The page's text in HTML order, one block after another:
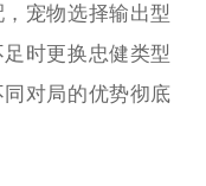
宠物选择输出型
时更换忠健类型
对局的优势彻底